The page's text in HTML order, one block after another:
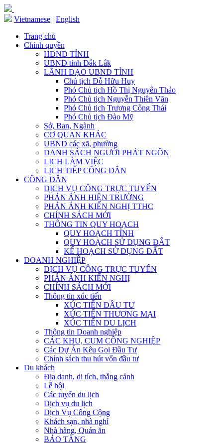
Vietnamese | English
Trang chủ
Chính quyền
HĐND TỈNH
UBND tỉnh Đắk Lắk
LÃNH ĐẠO UBND TỈNH
Chủ tịch Đỗ Hữu Huy
Phó Chủ tịch Hồ Thị Nguyên Thảo
Phó Chủ tịch Nguyễn Thiên Văn
Phó Chủ tịch Trương Công Thái
Phó Chủ tịch Đào Mỹ
Sở, Ban, Ngành
CƠ QUAN KHÁC
UBND các xã, phường
DANH SÁCH NGƯỜI PHÁT NGÔN
LỊCH LÀM VIỆC
LỊCH TIẾP CÔNG DÂN
CÔNG DÂN
DỊCH VỤ CÔNG TRỰC TUYẾN
PHẢN ÁNH HIỆN TRƯỜNG
PHẢN ÁNH KIẾN NGHỊ TTHC
CHÍNH SÁCH MỚI
THÔNG TIN QUY HOẠCH
QUY HOẠCH TỈNH
QUY HOẠCH SỬ DỤNG ĐẤT
KẾ HOẠCH SỬ DỤNG ĐẤT
DOANH NGHIỆP
DỊCH VỤ CÔNG TRỰC TUYẾN
PHẢN ÁNH KIẾN NGHỊ
CHÍNH SÁCH MỚI
Thông tin xúc tiến
XÚC TIẾN ĐẦU TƯ
XÚC TIẾN THƯƠNG MẠI
XÚC TIẾN DU LỊCH
Thông tin Doanh nghiệp
CÁC KHU, CỤM CÔNG NGHIỆP
Các Dự Án Kêu Gọi Đầu Tư
Chính sách thu hút vốn đầu tư
Du khách
Địa danh, di tích, thắng cảnh
Lễ hội
Các tuyến du lịch
Dịch vụ du lịch
Dịch Vụ Công Cộng
Khách sạn, nhà nghỉ
Nhà hàng, Quán ăn
BẢO TÀNG